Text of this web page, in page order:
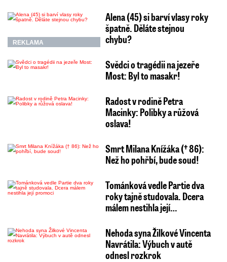
REKLAMA
Alena (45) si barví vlasy roky
špatně. Děláte stejnou
chybu?
Svědci o tragédii na jezeře
Most: Byl to masakr!
Radost v rodině Petra
Macinky: Polibky a růžová
oslava!
Smrt Milana Knížáka († 86):
Než ho pohřbí, bude soud!
Tománková vedle Partie dva
roky tajně studovala. Dcera
málem nestihla její…
Nehoda syna Žilkové Vincenta
Navrátila: Výbuch v autě
odnesl rozkrok